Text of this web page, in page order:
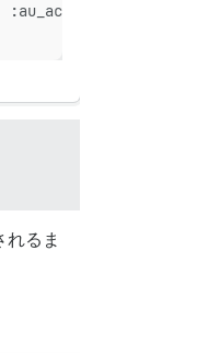
れるま